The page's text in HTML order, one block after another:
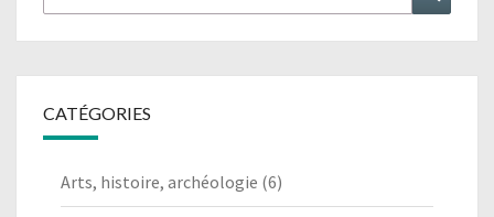
CATÉGORIES
Arts, histoire, archéologie (6)